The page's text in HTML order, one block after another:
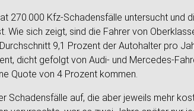
270.000 Kfz-Schadensfälle untersucht und
Wie sich zeigt, sind die Fahrer von
9,1 Prozent der Autohalter pro
dicht gefolgt von Audi- und Mercedes-
Quote von 4 Prozent kommen.
Schadensfälle auf, die aber jeweils mehr